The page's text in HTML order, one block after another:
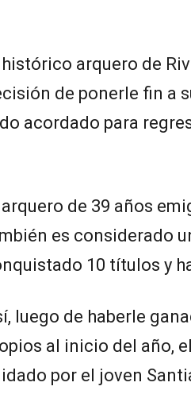
histórico arquero de
de ponerle fin a
acordado para
arquero de 39 años
es considerado
10 títulos y
luego de haberle
al inicio del año,
por el joven